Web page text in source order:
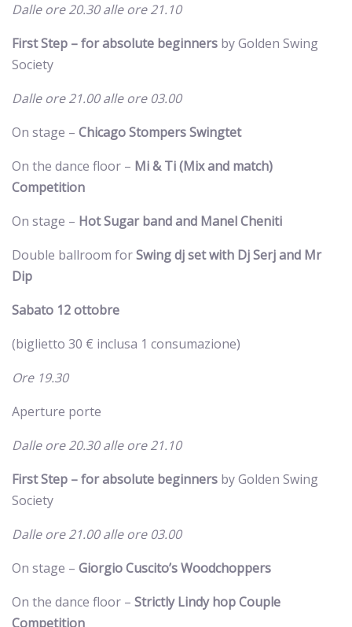
Dalle ore 20.30 alle ore 21.10
First Step – for absolute beginners by Golden Swing
Society
Dalle ore 21.00 alle ore 03.00
On stage – Chicago Stompers Swingtet
On the dance floor – Mi & Ti (Mix and match)
Competition
On stage – Hot Sugar band and Manel Cheniti
Double ballroom forSwing dj set with Dj Serj and Mr
Dip
Sabato 12 ottobre
(biglietto 30 € inclusa 1 consumazione)
Ore 19.30
Aperture porte
Dalle ore 20.30 alle ore 21.10
First Step – for absolute beginners by Golden Swing
Society
Dalle ore 21.00 alle ore 03.00
On stage – Giorgio Cuscito’s Woodchoppers
On the dance floor – Strictly Lindy hop Couple
Competition